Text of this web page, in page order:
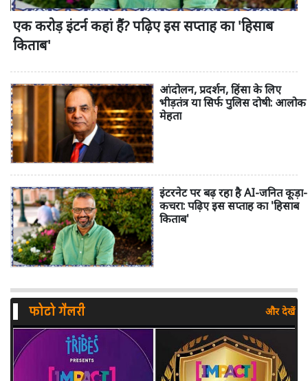
एक करोड़ इंटर्न कहां हैं? पढ़िए इस सप्ताह का 'हिसाब
किताब'
आंदोलन, प्रदर्शन, हिंसा के लिए
भीड़तंत्र या सिर्फ पुलिस दोषी: आलोक
मेहता
इंटरनेट पर बढ़ रहा है AI-जनित कूड़ा-
कचरा: पढ़िए इस सप्ताह का 'हिसाब
किताब'
फोटो गैलरी और देखें